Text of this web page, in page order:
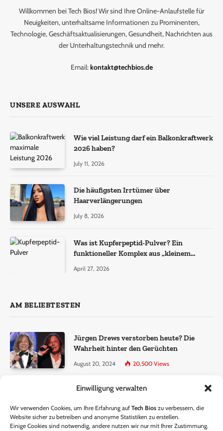
Einwilligung verwalten
Wir verwenden Cookies, um Ihre Erfahrung auf Tech Bios zu verbessern, die
Website sicher zu betreiben und anonyme Statistiken zu erstellen.
Einige Cookies sind notwendig, andere nutzen wir nur mit Ihrer Zustimmung.
Willkommen bei Tech Bios! Wir sind Ihre Online-Anlaufstelle für
Neuigkeiten, unterhaltsame Informationen zu Prominenten,
Technologie, Geschäftsaktualisierungen, Gesundheit, Nachrichten aus
der Unterhaltungstechnik und mehr.
Email:kontakt@techbios.de
UNSERE AUSWAHL
Wie viel Leistung darf ein Balkonkraftwerk
2026 haben?
July 11, 2026
Die häufigsten Irrtümer über
Haarverlängerungen
July 8, 2026
Was ist Kupferpeptid-Pulver? Ein
funktioneller Komplex aus „kleinem
April 27, 2026
AM BELIEBTESTEN
Jürgen Drews verstorben heute? Die
Wahrheit hinter den Gerüchten
August 20, 2024 20,500 Views
Ralf Dammasch Traueranzeige:
June 26, 2024 13,286Views